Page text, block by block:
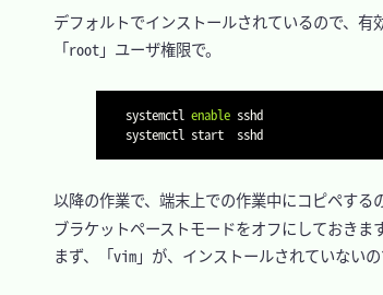
デフォルトでインストールされているので、有
「root」ユーザ権限で。
systemctl enable sshd
以降の作業で、端末上での作業中にコピペする
ブラケットペーストモードをオフにしておきま
まず、「vim」が、インストールされていないの